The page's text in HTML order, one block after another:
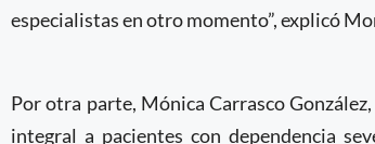
especialistas en otro momento”, explicó
Por otra parte, Mónica Carrasco
integral a pacientes con dependencia